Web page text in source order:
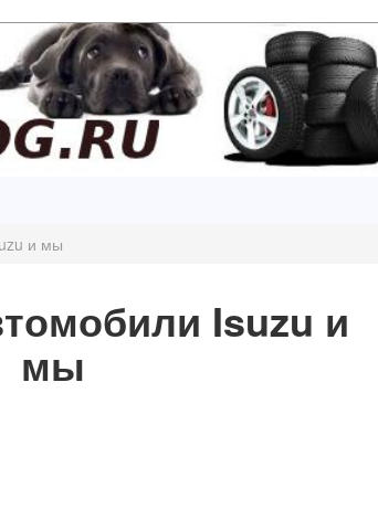
и мы
Isuzu и
мы